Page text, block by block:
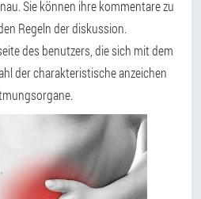
Sie können ihre kommentare zu
Regeln der diskussion.
des benutzers, die sich mit dem
der charakteristische anzeichen